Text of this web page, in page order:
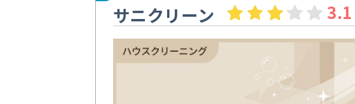
サニクリーン 3.1